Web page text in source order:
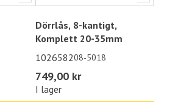
Dörrlås, 8-kantigt,
Komplett 20-35mm
102658208-5018
749,00 kr
I lager